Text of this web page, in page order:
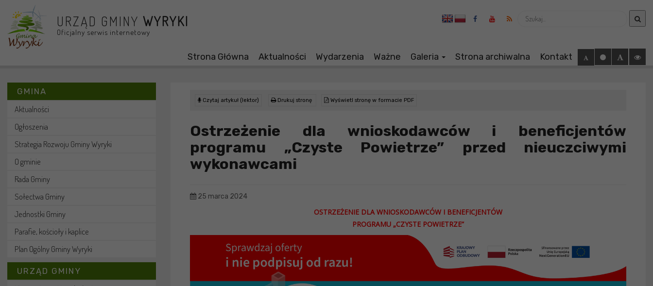
URZĄD GMINY WYRYKI
Oficjalny serwis internetowy
Wyszukaj
Strona Główna Aktualności Wydarzenia Ważne Galeria Strona archiwalna Kontakt
GMINA
Aktualności
Ogłoszenia
Strategia Rozwoju Gminy Wyryki
O gminie
Rada Gminy
Sołectwa Gminy
Jednostki Gminy
Parafie, kościoły i kaplice
Plan Ogólny Gminy Wyryki
URZĄD GMINY
Czytaj artykuł (lektor) Drukuj stronę Wyświetl stronę w formacie PDF
Ostrzeżenie dla wnioskodawców i beneficjentów
programu „Czyste Powietrze” przed nieuczciwymi
wykonawcami
25 marca 2024
OSTRZEŻENIE DLA WNIOSKODAWCÓW I BENEFICJENTÓW
PROGRAMU „CZYSTE POWIETRZE”